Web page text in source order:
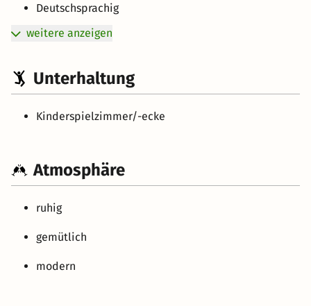
Deutschsprachig
weitere anzeigen
Unterhaltung
Kinderspielzimmer/-ecke
Atmosphäre
ruhig
gemütlich
modern